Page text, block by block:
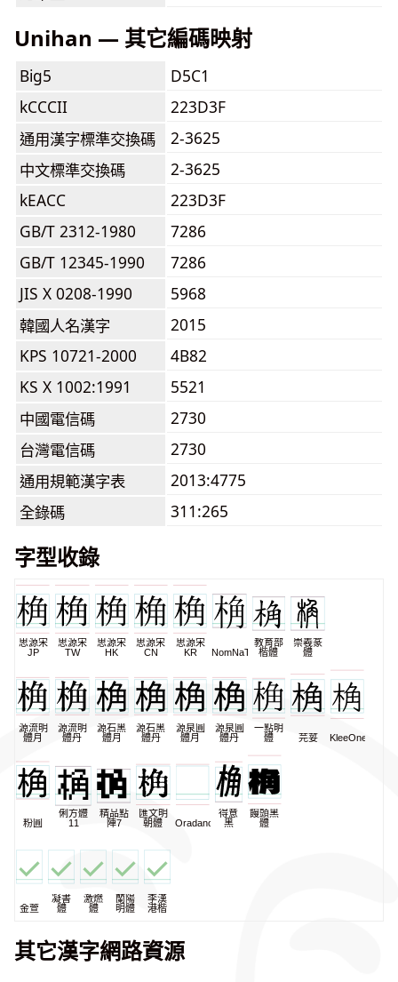
Unihan — 其它編碼映射
Big5
D5C1
kCCCII
223D3F
通用漢字標準交換碼
2-3625
中文標準交換碼
2-3625
kEACC
223D3F
GB/T 2312-1980
7286
GB/T 12345-1990
7286
JIS X 0208-1990
5968
韓國人名漢字
2015
KPS 10721-2000
4B82
KS X 1002:1991
5521
中國電信碼
2730
台灣電信碼
2730
通用規範漢字表
2013:4775
全錄碼
311:265
字型收錄
思源宋
JP
思源宋
TW
思源宋
HK
思源宋
CN
思源宋
KR
NomNaTong
教育部
楷體
崇羲篆
體
源流明
體月
源流明
體丹
源石黑
體月
源石黑
體丹
源泉圓
體月
源泉圓
體丹
一點明
體
芫荽 KleeOne
粉圓
俐方體
11
精品點
陣7
匯文明
朝體
Oradano
得意
黑
饅頭黑
體
金萱
凝書
體
激燃
體
蘭陽
明體
李漢
港楷
其它漢字網路資源